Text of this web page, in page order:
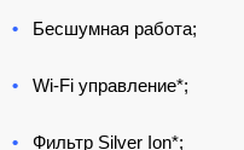
• Бесшумная работа;
• Wi-Fi управление*;
• Фильтр Silver Ion*;